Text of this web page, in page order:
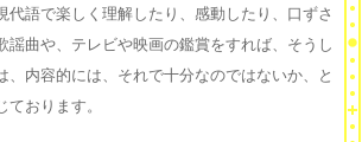
代語で楽しく理解したり、感動したり、口ずさ
謡曲や、テレビや映画の鑑賞をすれば、そうし
、内容的には、それで十分なのではないか、と
おります。